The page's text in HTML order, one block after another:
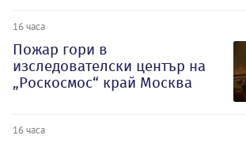
16 часа
Пожар гори в
изследователски център на
„Роскосмос“ край Москва
16 часа